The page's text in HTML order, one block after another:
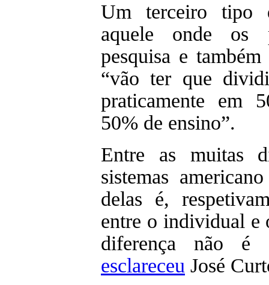
Um terceiro tipo
aquele onde os
pesquisa e
“vão ter que
praticamente em
50% de ensino”.
Entre as muitas
sistemas
delas é,
entre o individual e
diferença não é
esclareceu José